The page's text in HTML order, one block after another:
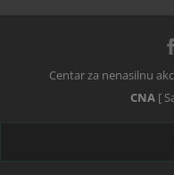
Centar za nenasilnu
CNA[